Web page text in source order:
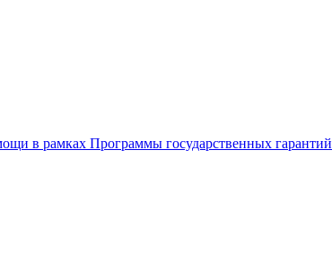
в рамках Программы государственных гарантий